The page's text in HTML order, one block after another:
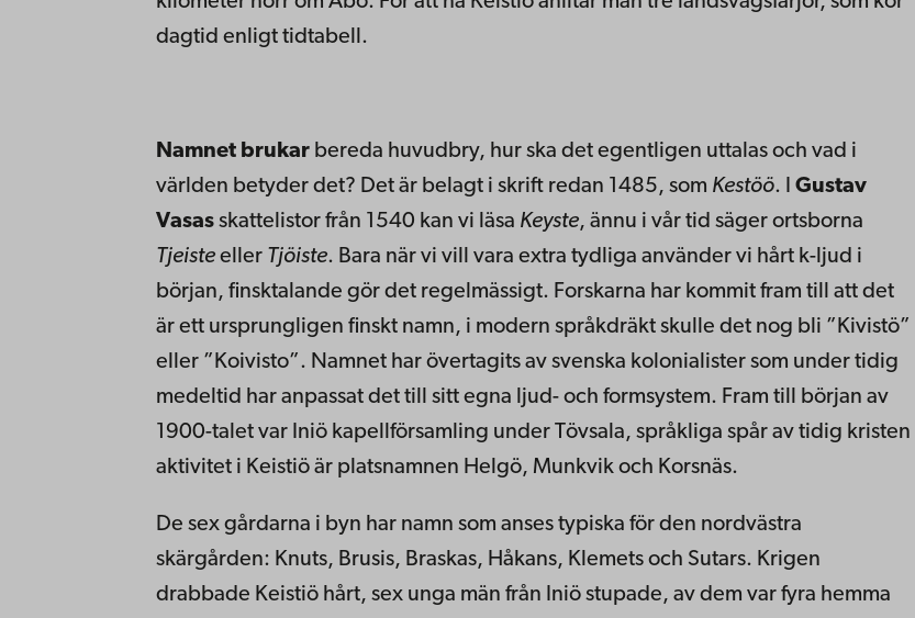
dagtid enligt tidtabell.
Namnet brukar bereda huvudbry, hur ska det egentligen uttalas och vad i
världen betyder det? Det är belagt i skrift redan 1485, som Kestöö. I Gustav
Vasas skattelistor från 1540 kan vi läsa Keyste, ännu i vår tid säger ortsborna
Tjeisteeller Tjöiste. Bara när vi vill vara extra tydliga använder vi hårt k-ljud i
början, finsktalande gör det regelmässigt. Forskarna har kommit fram till att det
är ett ursprungligen finskt namn, i modern språkdräkt skulle det nog bli ”Kivistö”
eller ”Koivisto”. Namnet har övertagits av svenska kolonialister som under tidig
medeltid har anpassat det till sitt egna ljud- och formsystem. Fram till början av
1900-talet var Iniö kapellförsamling under Tövsala, språkliga spår av tidig kristen
aktivitet i Keistiö är platsnamnen Helgö, Munkvik och Korsnäs.
De sex gårdarna i byn har namn som anses typiska för den nordvästra
skärgården: Knuts, Brusis, Braskas, Håkans, Klemets och Sutars. Krigen
drabbade Keistiö hårt, sex unga män från Iniö stupade, av dem var fyra hemma